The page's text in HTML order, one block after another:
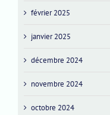
février 2025
janvier 2025
décembre 2024
novembre 2024
octobre 2024